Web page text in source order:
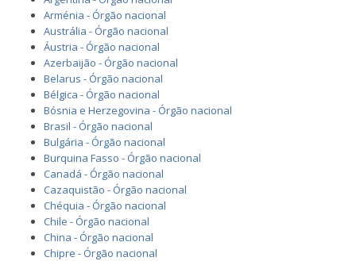
Arménia - Órgão nacional
Austrália - Órgão nacional
Áustria - Órgão nacional
Azerbaijão - Órgão nacional
Belarus - Órgão nacional
Bélgica - Órgão nacional
Bósnia e Herzegovina - Órgão nacional
Brasil - Órgão nacional
Bulgária - Órgão nacional
Burquina Fasso - Órgão nacional
Canadá - Órgão nacional
Cazaquistão - Órgão nacional
Chéquia - Órgão nacional
Chile - Órgão nacional
China - Órgão nacional
Chipre - Órgão nacional